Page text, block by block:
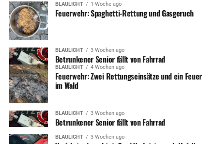
BLAULICHT 1 Woche ago
Feuerwehr: Spaghetti-Rettung und Gasgeruch
BLAULICHT 3 Wochen ago
Betrunkener Senior fällt von Fahrrad
BLAULICHT 4 Wochen ago
Feuerwehr: Zwei Rettungseinsätze und ein Feuer
im Wald
BLAULICHT 3 Wochen ago
Betrunkener Senior fällt von Fahrrad
BLAULICHT 3 Wochen ago